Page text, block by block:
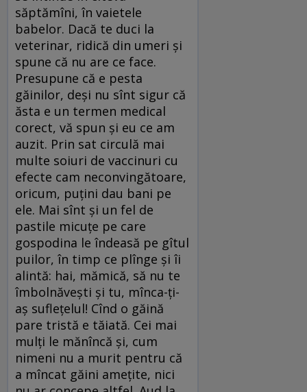
săptămîni, în vaietele
babelor. Dacă te duci la
veterinar, ridică din umeri şi
spune că nu are ce face.
Presupune că e pesta
găinilor, deşi nu sînt sigur că
ăsta e un termen medical
corect, vă spun şi eu ce am
auzit. Prin sat circulă mai
multe soiuri de vaccinuri cu
efecte cam neconvingătoare,
oricum, puţini dau bani pe
ele. Mai sînt şi un fel de
pastile micuţe pe care
gospodina le îndeasă pe gîtul
puilor, în timp ce plînge şi îi
alintă: hai, mămică, să nu te
îmbolnăveşti şi tu, mînca-ţi-
aş sufleţelul! Cînd o găină
pare tristă e tăiată. Cei mai
mulţi le mănîncă şi, cum
nimeni nu a murit pentru că
a mîncat găini ameţite, nici